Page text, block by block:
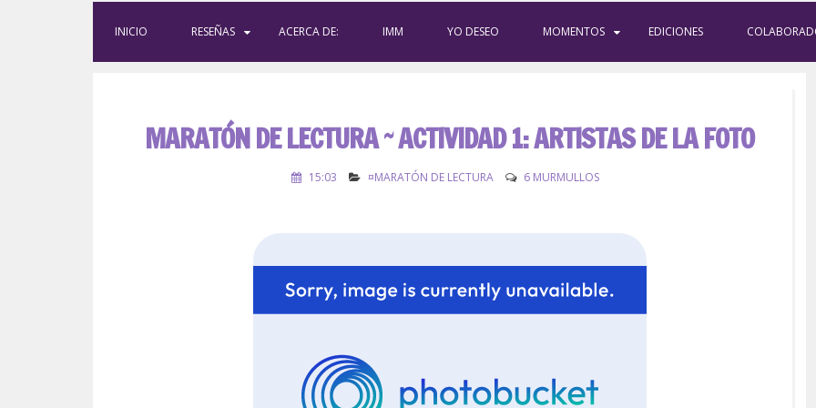
INICIO RESEÑAS ACERCA DE: IMM YO DESEO MOMENTOS EDICIONES
MARATÓN DE LECTURA ~ ACTIVIDAD 1: ARTISTAS DE LA FOTO
15:03 ¤MARATÓN DE LECTURA 6 MURMULLOS